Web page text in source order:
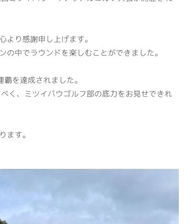
社名の由来
用加工センター
境への取組
RECRUITサイト
より感謝申し上げます。
中でラウンドを楽しむことができました。
を達成されました。
く、ミツイバウゴルフ部の底力をお見せできれ
ます。